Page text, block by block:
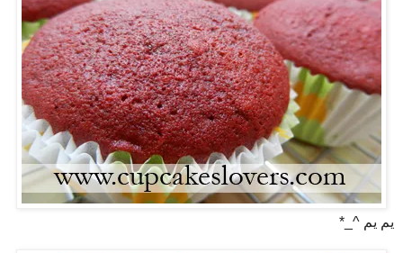
يم يم ^_*